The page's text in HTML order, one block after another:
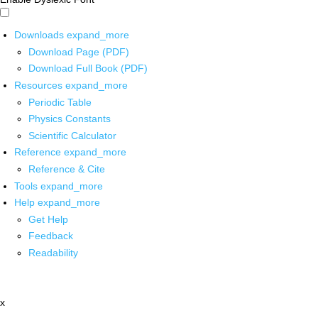
Downloads expand_more
Download Page (PDF)
Download Full Book (PDF)
Resources expand_more
Periodic Table
Physics Constants
Scientific Calculator
Reference expand_more
Reference & Cite
Tools expand_more
Help expand_more
Get Help
Feedback
Readability
x